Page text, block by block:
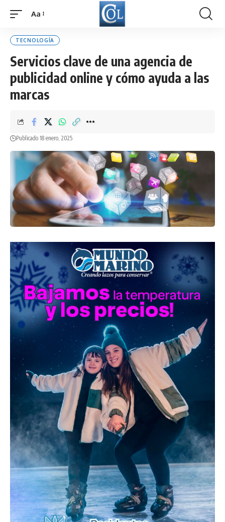
Font
Aa
TECNOLOGÍA
Servicios clave de una agencia de
publicidad online y cómo ayuda a las
marcas
Publicado 18 enero, 2025